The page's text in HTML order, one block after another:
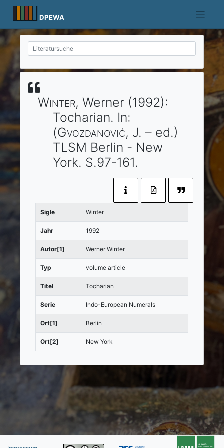
content
DPEWA
Winter, Werner (1992):
Tocharian. In:
(Gvozdanović, J. – ed.)
TLSM Berlin - New
York. S.97-161.
Sigle Winter
Jahr 1992
Autor[1] Werner Winter
Typ volume article
Titel Tocharian
Serie Indo-European Numerals
Ort[1] Berlin
Ort[2] New York